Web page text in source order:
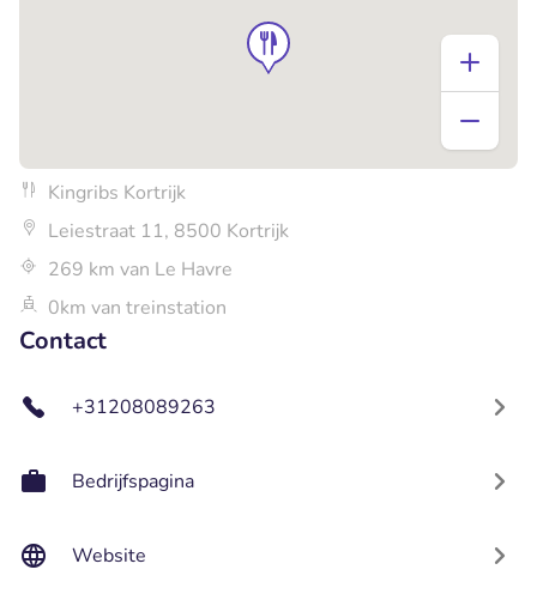
Kingribs Kortrijk
Leiestraat 11, 8500 Kortrijk
269 km van Le Havre
0km van treinstation
Contact
+31208089263
Bedrijfspagina
Website